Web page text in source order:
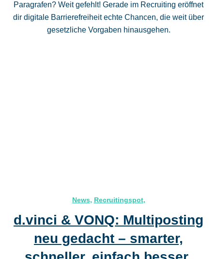
Paragrafen? Weit gefehlt! Gerade im Recruiting eröffnet
dir digitale Barrierefreiheit echte Chancen, die weit über
gesetzliche Vorgaben hinausgehen.
News, Recruitingspot,
d.vinci & VONQ: Multiposting
neu gedacht – smarter,